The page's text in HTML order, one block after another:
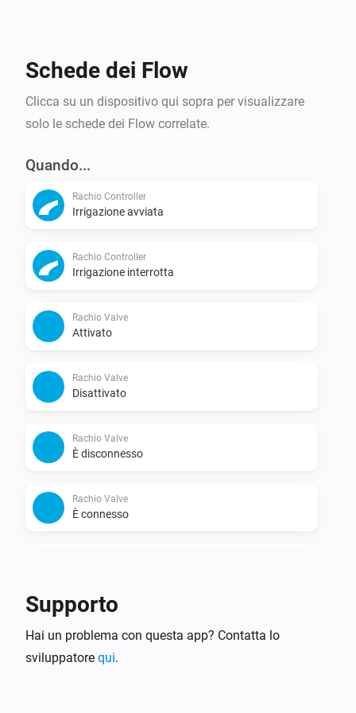
Schede dei Flow
Clicca su un dispositivo qui sopra per visualizzare
solo le schede dei Flow correlate.
Quando...
Rachio Controller
Irrigazione avviata
Rachio Controller
Irrigazione interrotta
Rachio Valve
Attivato
Rachio Valve
Disattivato
Rachio Valve
È disconnesso
Rachio Valve
È connesso
L'allarme della batteria è stato disattivato
Supporto
Hai un problema con questa app? Contatta lo
sviluppatore qui.